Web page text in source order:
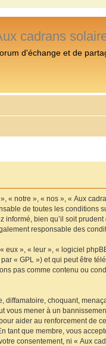
cadrans
d'échange et de
« notre », « nos », « Aux
de toutes les
informé, bien qu’il soit
responsable des
», « leur », « logiciel
« GPL ») et qui peut être
pas comme contenu ou
choquant,
mener à un
aider au renforcement
tant que membre, vous
consentement, ni « Aux